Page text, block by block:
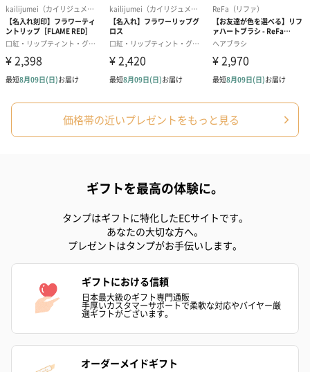
かき氷入浴剤4点セット
（ブルー）（748円）
かき氷入浴剤4点セット
バスフラワー
【Thank you
ハンドタオル・ハンカチ
ハンドタオル・ハンカチを同梱してお届けいたします。ギフトへ
の＋αにおすすめです。
価格帯の近いプレゼントをもっと見る
ギフトを最高の体験に。
タンプはギフトに特化したECサイトです。
あなたの大切な方へ。
プレゼントはタンプがお手伝いします。
ギフトにおける信頼
日本最大級のギフト専門通販
手厚いカスタマーサポートで柔軟な対応やバイヤー厳
選ギフトがございます。
オーダーメイドギフト